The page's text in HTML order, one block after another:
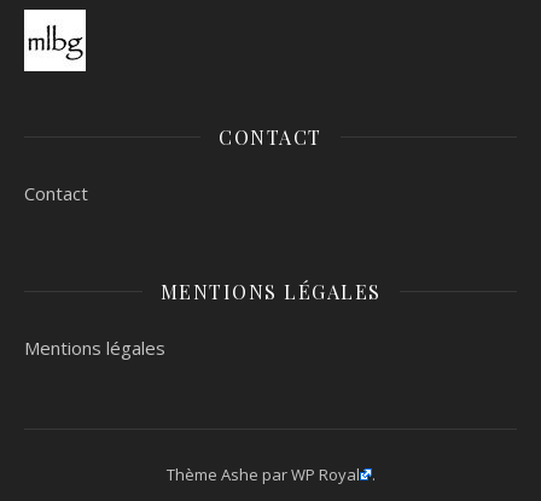
CONTACT
Contact
MENTIONS LÉGALES
Mentions légales
Thème Ashe parWP Royal .